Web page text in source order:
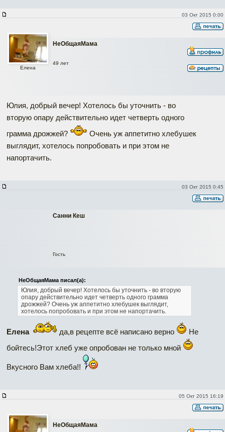
03 Окт 2015 0:00
НеОбщаяМама
Елена
49 лет
Юлия, добрый вечер! Хотелось бы уточнить - во
вторую опару действительно идет четверть одного
грамма дрожжей?
Очень уж аппетитно хлебушек
выглядит, хотелось попробовать и при этом не
напортачить.
03 Окт 2015 0:45
Санни Кеш
Гость
НеОбщаяМама писал(а):
Юлия, добрый вечер! Хотелось бы уточнить - во вторую
опару действительно идет четверть одного грамма
дрожжей? Очень уж аппетитно хлебушек выглядит,
хотелось попробовать и при этом не напортачить.
Елена да,в рецепте всё написано верно
Не
бойтесь!Этот хлеб уже опробован не только мной
Вкусного Вам хлеба!!
05 Окт 2015 16:19
НеОбщаяМама